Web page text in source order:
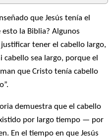
que Jesús tenía el
esto la Biblia? Algunos
tener el cabello largo,
sea largo, porque el
que Cristo tenía cabello
demuestra que el cabello
por largo tiempo — por
En el tiempo en que Jesús